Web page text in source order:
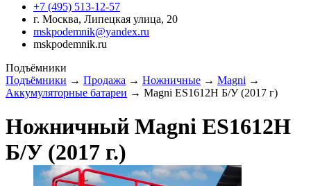
+7 (495) 513-12-57
г. Москва, Липецкая улица, 20
mskpodemnik@yandex.ru
mskpodemnik.ru
Подъёмники
Подъёмники → Продажа → Ножничные → Magni →
Аккумуляторные батареи → Magni ES1612H Б/У (2017 г)
Ножничный Magni ES1612H
Б/У (2017 г.)